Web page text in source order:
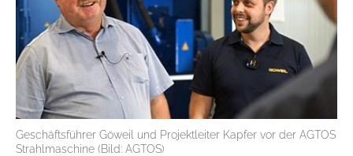
Geschäftsführer Göweil und Projektleiter Kapfer vor der AGTOS
Strahlmaschine (Bild: AGTOS)